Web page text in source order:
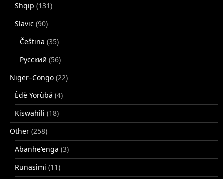
Shqip (131)
Slavic (90)
Čeština (35)
Русский (56)
Niger–Congo (22)
Èdè Yorùbá (4)
Kiswahili (18)
Other (258)
Abanhe'enga (3)
Runasimi (11)